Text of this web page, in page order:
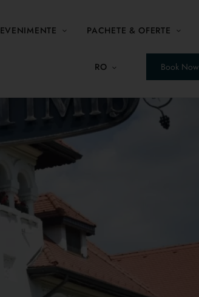
EVENIMENTE PACHETE & OFERTE
RO Book Now